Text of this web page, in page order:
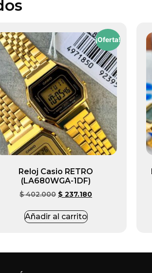
¡Oferta!
Reloj Casio RETRO
(LA680WGA-1DF)
$402.000 $ 237.180
Añadir al carrito